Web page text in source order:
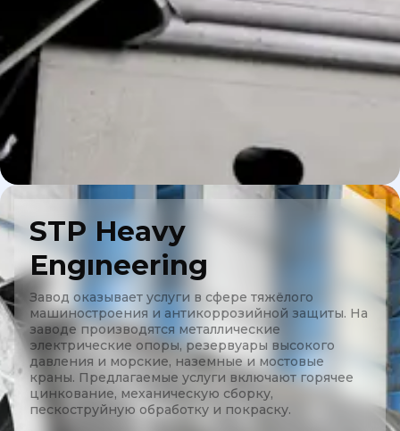
STP Heavy
Engıneering
Завод оказывает услуги в сфере тяжёлого
машиностроения и антикоррозийной защиты. На
заводе производятся металлические
электрические опоры, резервуары высокого
давления и морские, наземные и мостовые
краны. Предлагаемые услуги включают горячее
цинкование, механическую сборку,
пескоструйную обработку и покраску.